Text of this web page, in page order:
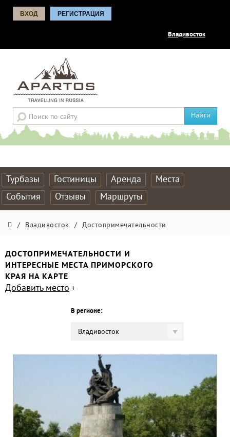
ВХОД РЕГИСТРАЦИЯ
Владивосток
Найти
Турбазы Гостиницы Аренда
Места
События
Отзывы Маршруты
/ Владивосток / Достопримечательности
ДОСТОПРИМЕЧАТЕЛЬНОСТИ И
ИНТЕРЕСНЫЕ МЕСТА ПРИМОРСКОГО
КРАЯ НА КАРТЕ
Добавить место
В регионе:
Владивосток